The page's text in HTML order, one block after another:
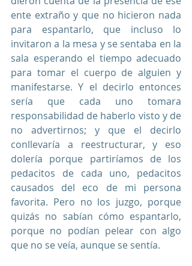
ente extraño y que no hicieron nada
para espantarlo, que incluso lo
invitaron a la mesa y se sentaba en la
sala esperando el tiempo adecuado
para tomar el cuerpo de alguien y
manifestarse. Y el decirlo entonces
sería que cada uno tomara
responsabilidad de haberlo visto y de
no advertirnos; y que el decirlo
conllevaría a reestructurar, y eso
dolería porque partiríamos de los
pedacitos de cada uno, pedacitos
causados del eco de mi persona
favorita. Pero no los juzgo, porque
quizás no sabían cómo espantarlo,
porque no podían pelear con algo
que no se veía, aunque se sentía.